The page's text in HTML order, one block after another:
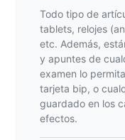
Todo tipo de
tablets, relojes
etc. Además,
y apuntes de
examen lo
tarjeta bip, o
guardado en los
efectos.